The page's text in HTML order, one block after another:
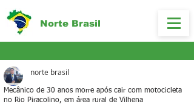
Norte Brasil
Mecânico de 30 anos morre após cair com motocicleta
no Rio Piracolino, em área rural de Vilhena
norte brasil